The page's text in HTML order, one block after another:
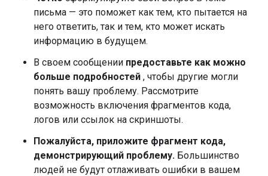
письма — это поможет как тем, кто пытается на
него ответить, так и тем, кто может искать
информацию в будущем.
В своем сообщении предоставьте как можно
больше подробностей , чтобы другие могли
понять вашу проблему. Рассмотрите
возможность включения фрагментов кода,
логов или ссылок на скриншоты.
Пожалуйста, приложите фрагмент кода,
демонстрирующий проблему. Большинство
людей не будут отлаживать ошибки в вашем